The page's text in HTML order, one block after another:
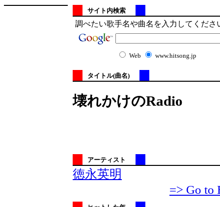
サイト内検索
調べたい歌手名や曲名を入力してくだ
Web www.hitsong.jp
タイトル(曲名)
壊れかけのRadio
アーティスト
徳永英明
=> Go to